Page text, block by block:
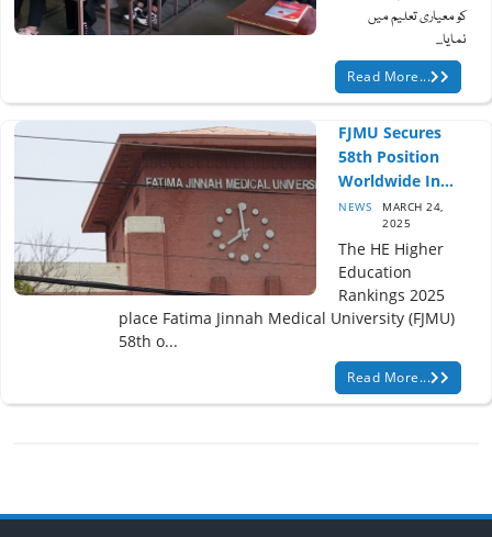
کو معیاری تعلیم میں
نمایا...
Read More...
FJMU Secures
58th Position
Worldwide In...
NEWS
MARCH 24,
2025
The HE Higher
Education
Rankings 2025
place Fatima Jinnah Medical University (FJMU)
58th o...
Read More...